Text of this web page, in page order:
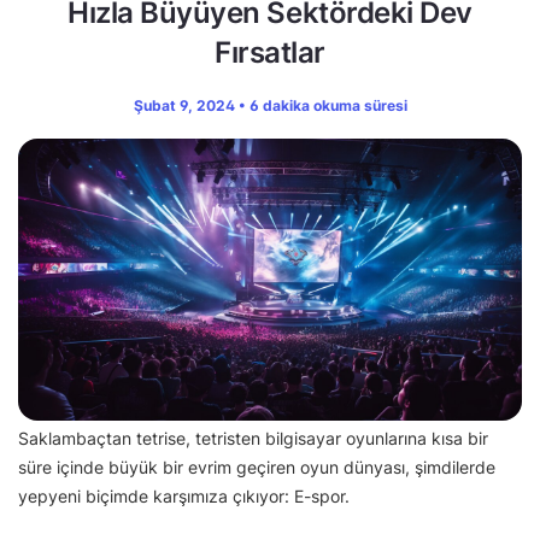
Hızla Büyüyen Sektördeki Dev
Fırsatlar
Şubat 9, 2024 • 6 dakika okuma süresi
Saklambaçtan tetrise, tetristen bilgisayar oyunlarına kısa bir
süre içinde büyük bir evrim geçiren oyun dünyası, şimdilerde
yepyeni biçimde karşımıza çıkıyor: E-spor.